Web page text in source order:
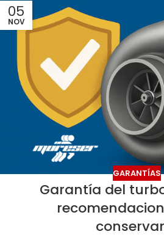
05
NOV
GARANTÍAS
Garantía del